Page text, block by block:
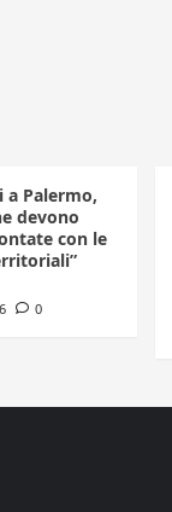
a Palermo,
devono
con le
0